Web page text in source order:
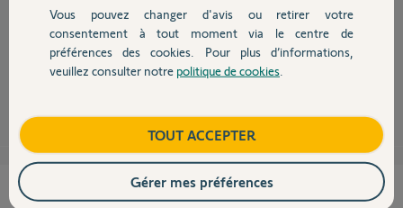
Devis avec un pro
Contact
supprimé et depuis impossible de le rajouter!
Il faut peut être que je le supprime aussi du détecteur en appuyant 10
seconde que le bouton de programmation ??
Cette réponse vous a-t-elle aidé ?
Vous pouvez changer d'avis ou retirer votre
consentement à tout moment via le centre de
préférences des cookies. Pour plus d’informations,
veuillez consulter notre politique de cookies
TOUT ACCEPTER
Gérer mes préférences